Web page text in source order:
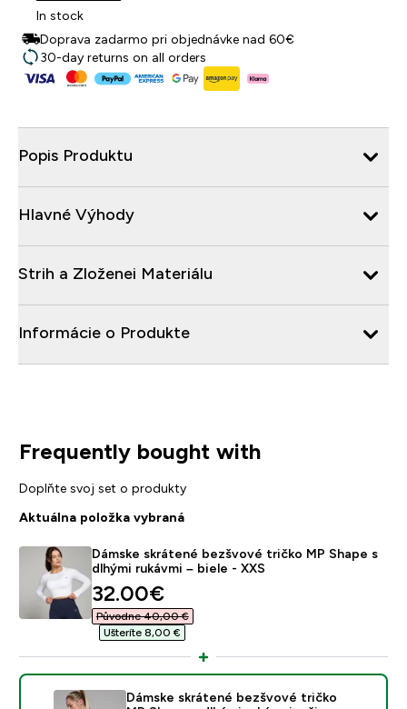
In stock
Doprava zadarmo pri objednávke nad 60€
30-day returns on all orders
Popis Produktu
Hlavné Výhody
Strih a Zloženei Materiálu
Informácie o Produkte
Frequently bought with
Doplňte svoj set o produkty
Aktuálna položka vybraná
Dámske skrátené bezšvové tričko MP Shape s
dlhými rukávmi – biele - XXS
discounted price
32.00€‎
Původne 40,00 €‎
Ušteríte 8,00 €‎
Dámske skrátené bezšvové tričko